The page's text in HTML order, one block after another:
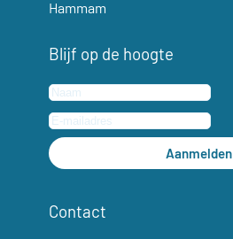
Hammam
Blijf op de hoogte
Aanmelden
Contact